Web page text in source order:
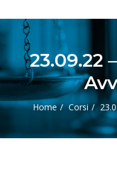
23.09.22
Home Corsi